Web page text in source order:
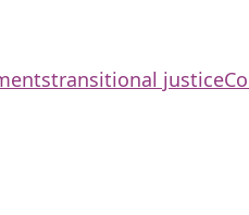
transitional justice